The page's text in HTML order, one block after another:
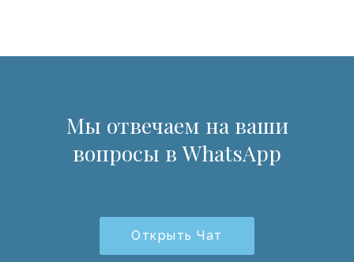
Мы отвечаем на ваши
вопросы в WhatsApp
Открыть Чат